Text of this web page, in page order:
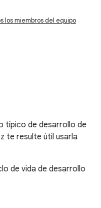
los miembros del equipo
típico de desarrollo de
te resulte útil usarla
de vida de desarrollo